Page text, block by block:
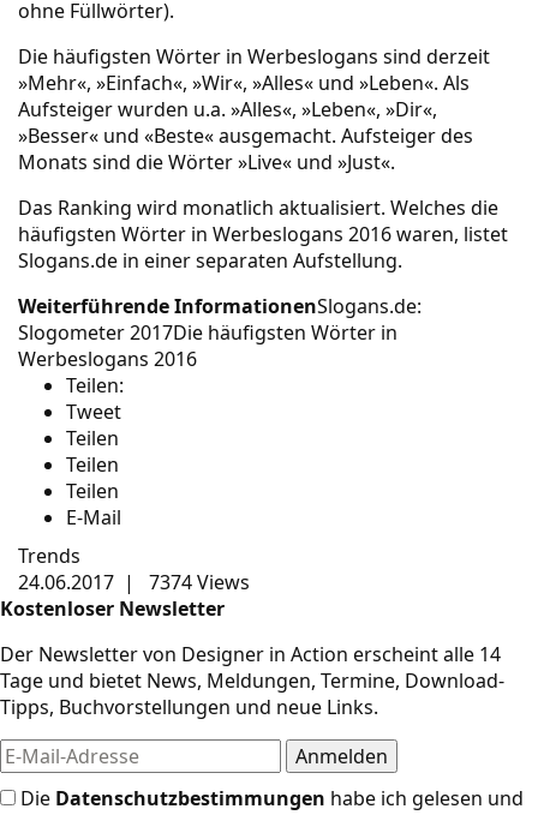
ohne Füllwörter).
Die häufigsten Wörter in Werbeslogans sind derzeit
»Mehr«, »Einfach«, »Wir«, »Alles« und »Leben«. Als
Aufsteiger wurden u.a. »Alles«, »Leben«, »Dir«,
»Besser« und «Beste« ausgemacht. Aufsteiger des
Monats sind die Wörter »Live« und »Just«.
Das Ranking wird monatlich aktualisiert. Welches die
häufigsten Wörter in Werbeslogans 2016waren, listet
Slogans.de in einer separaten Aufstellung.
Weiterführende InformationenSlogans.de:
Slogometer 2017Die häufigsten Wörter in
Werbeslogans 2016
Teilen:
Tweet
Teilen
Teilen
Teilen
E-Mail
Trends
24.06.2017 |
7374 Views
Kostenloser Newsletter
Der Newsletter von Designer in Action erscheint alle 14
Tage und bietet News, Meldungen, Termine, Download-
Tipps, Buchvorstellungen und neue Links.
Die Datenschutzbestimmungen habe ich gelesen und